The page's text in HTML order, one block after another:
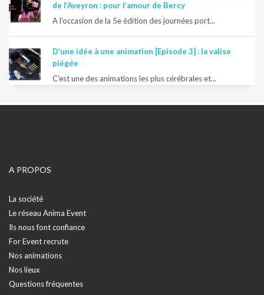
de l’Aveyron : pour l’amour de Bercy
A l’occasion de la 5e édition des journées port...
D’une idée à une animation [Episode 3] : la valise
piégée
C’est une des animations les plus cérébrales et...
A PROPOS
La société
Le réseau Anima Event
Ils nous font confiance
For Event recrute
Nos animations
Nos lieux
Questions fréquentes